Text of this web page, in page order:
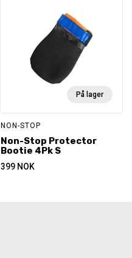
På lager
NON-STOP
Non-Stop Protector
Bootie 4Pk S
399 NOK